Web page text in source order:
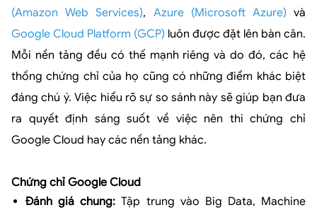
(Amazon Web Services), Azure (Microsoft Azure) và
Google Cloud Platform (GCP) luôn được đặt lên bàn cân.
Mỗi nền tảng đều có thế mạnh riêng và do đó, các hệ
thống chứng chỉ của họ cũng có những điểm khác biệt
đáng chú ý. Việc hiểu rõ sự so sánh này sẽ giúp bạn đưa
ra quyết định sáng suốt về việc nên thi chứng chỉ
Google Cloud hay các nền tảng khác.
Chứng chỉ Google Cloud
Đánh giá chung: Tập trung vào Big Data, Machine